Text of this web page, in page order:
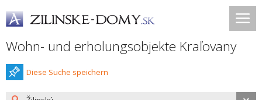
Wohn- und erholungsobjekte Kraľovany
Diese Suche speichern